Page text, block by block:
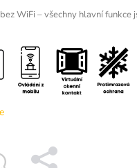
WiFi – všechny hlavní funkce